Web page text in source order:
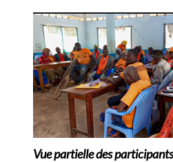
Vue partielle des participants